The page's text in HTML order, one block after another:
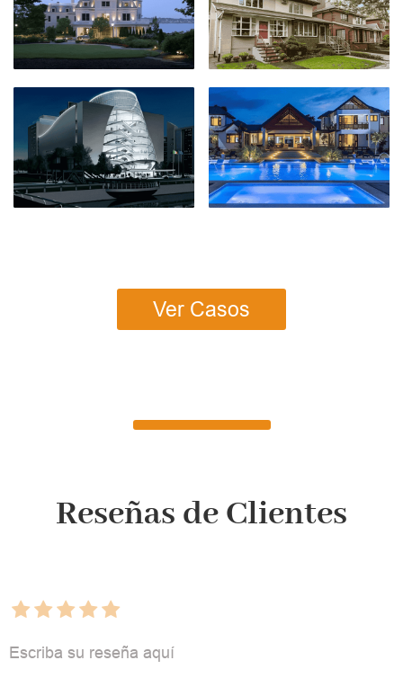
Ver Casos
Reseñas de Clientes
Escriba su reseña aquí